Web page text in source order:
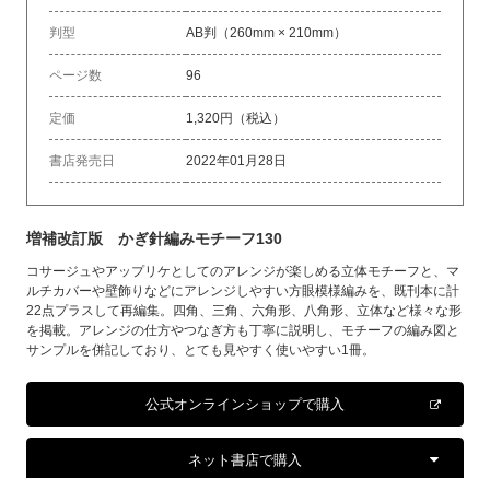
判型 AB判（260mm × 210mm）
ページ数 96
定価 1,320円（税込）
書店発売日 2022年01月28日
増補改訂版 かぎ針編みモチーフ130
コサージュやアップリケとしてのアレンジが楽しめる立体モチーフと、マ
ルチカバーや壁飾りなどにアレンジしやすい方眼模様編みを、既刊本に計
22点プラスして再編集。四角、三角、六角形、八角形、立体など様々な形
を掲載。アレンジの仕方やつなぎ方も丁寧に説明し、モチーフの編み図と
サンプルを併記しており、とても見やすく使いやすい1冊。
公式オンラインショップで購入
ネット書店で購入